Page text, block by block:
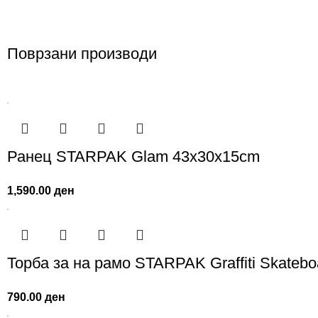
Поврзани производи
Ранец STARPAK Glam 43x30x15cm
1,590.00ден
Торба за на рамо STARPAK Graffiti
790.00ден